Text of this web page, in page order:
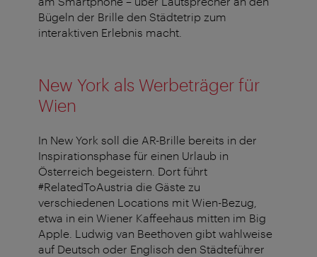
Bügeln der Brille den Städtetrip zum
interaktiven Erlebnis macht.
New York als Werbeträger für
Wien
In New York soll die AR-Brille bereits in der
Inspirationsphase für einen Urlaub in
Österreich begeistern. Dort führt
#RelatedToAustria die Gäste zu
verschiedenen Locations mit Wien-Bezug,
etwa in ein Wiener Kaffeehaus mitten im Big
Apple. Ludwig van Beethoven gibt wahlweise
auf Deutsch oder Englisch den Städteführer